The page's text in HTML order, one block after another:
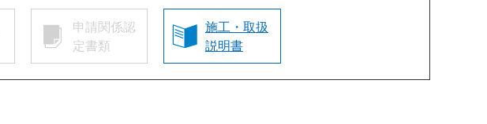
申請関係認
定書類
施工・取扱
説明書